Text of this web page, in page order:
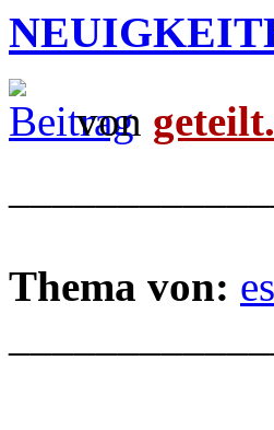
von
Thema von: